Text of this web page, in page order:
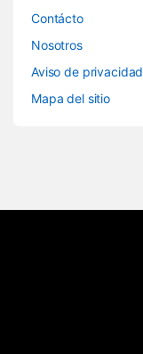
Contácto
Nosotros
Aviso de privacidad
Mapa del sitio